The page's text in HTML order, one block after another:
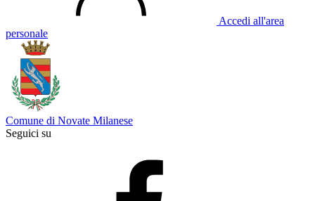
Accedi all'area
personale
Comune di Novate Milanese
Seguici su